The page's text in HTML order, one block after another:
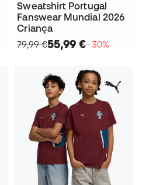
Sweatshirt Portugal
Fanswear Mundial 2026
Criança
79,99 €55,99 €−30%